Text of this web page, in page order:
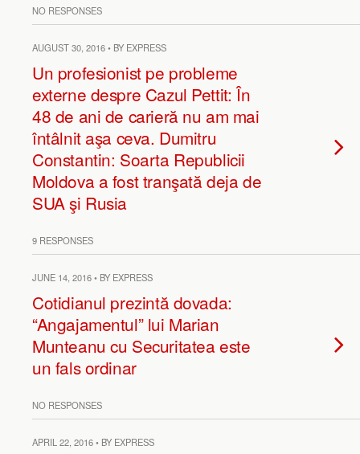
NO RESPONSES
AUGUST 30, 2016 • BY EXPRESS
Un profesionist pe probleme
externe despre Cazul Pettit: În
48 de ani de carieră nu am mai
întâlnit aşa ceva. Dumitru
Constantin: Soarta Republicii
Moldova a fost tranşată deja de
SUA şi Rusia
9 RESPONSES
JUNE 14, 2016 • BY EXPRESS
Cotidianul prezintă dovada:
“Angajamentul” lui Marian
Munteanu cu Securitatea este
un fals ordinar
NO RESPONSES
APRIL 22, 2016 • BY EXPRESS